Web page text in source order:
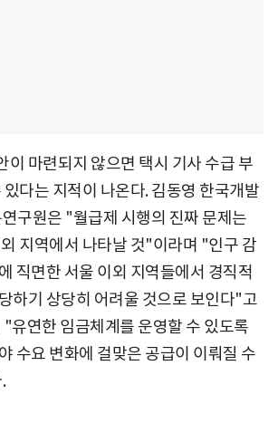
이 마련되지 않으면 택시 기사 수급 부
다는 지적이 나온다. 김동영 한국개발
구원은 "월급제 시행의 진짜 문제는
지역에서 나타날 것"이라며 "인구 감
직면한 서울 이외 지역들에서 경직적
하기 상당히 어려울 것으로 보인다"고
"유연한 임금체계를 운영할 수 있도록
수요 변화에 걸맞은 공급이 이뤄질 수